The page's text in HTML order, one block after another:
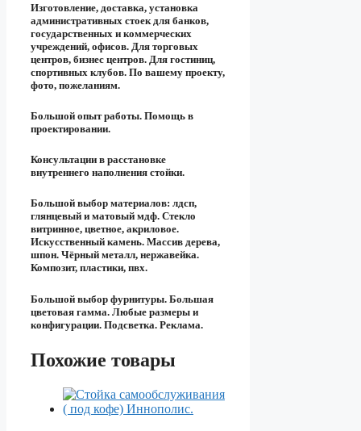
Изготовление, доставка, установка
административных стоек для банков,
государственных и коммерческих
учреждений, офисов. Для торговых
центров, бизнес центров. Для гостиниц,
спортивных клубов. По вашему проекту,
фото, пожеланиям.
Большой опыт работы. Помощь в
проектировании.
Консультации в расстановке
внутреннего наполнения стойки.
Большой выбор материалов: лдсп,
глянцевый и матовый мдф. Стекло
витринное, цветное, акриловое.
Искусственный камень. Массив дерева,
шпон. Чёрный металл, нержавейка.
Композит, пластики, пвх.
Большой выбор фурнитуры. Большая
цветовая гамма. Любые размеры и
конфигурации. Подсветка. Реклама.
Похожие товары